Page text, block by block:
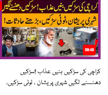
08:48
کراچی کی سڑکیں بنیں عذاب !سڑکیں
دھنسنے لگیں شہری پریشان ، ٹوٹی سڑکیں،